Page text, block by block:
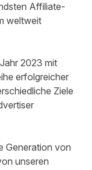
Affiliate-
weltweit
2023 mit
erfolgreicher
Ziele
Generation von
unseren